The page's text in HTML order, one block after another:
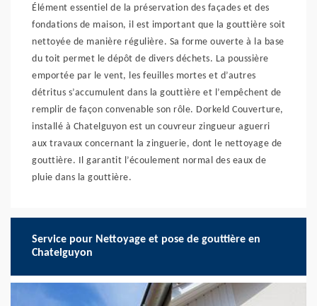
Élément essentiel de la préservation des façades et des
fondations de maison, il est important que la gouttière soit
nettoyée de manière régulière. Sa forme ouverte à la base
du toit permet le dépôt de divers déchets. La poussière
emportée par le vent, les feuilles mortes et d’autres
détritus s’accumulent dans la gouttière et l’empêchent de
remplir de façon convenable son rôle. Dorkeld Couverture,
installé à Chatelguyon est un couvreur zingueur aguerri
aux travaux concernant la zinguerie, dont le nettoyage de
gouttière. Il garantit l’écoulement normal des eaux de
pluie dans la gouttière.
Service pour Nettoyage et pose de gouttière en
Chatelguyon